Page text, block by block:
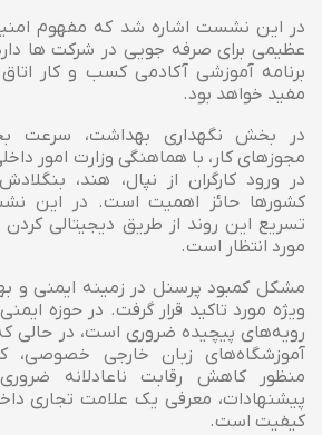
در این نشست اشاره شد که مفهوم
عظیمی برای صرفه جویی در شرکت ها
برنامه آموزشی آکادمی کسب و کار اتاق
مفید خواهد بود.
در بخش نگهداری بهداشت، سرعت
مجوزهای کار، با هماهنگی وزارت امور
در ورود کارگران از نپال، هند،
کشورها حائز اهمیت است. در این
تسریع این روند از طریق دیجیتالی
مورد انتظار است.
مشکل کمبود پرسنل در زمینه ایمنی و
ویژه مورد تاکید قرار گرفت. در حوزه
رویه‌های پیچیده ضروری است، در حالی
آموزشگاه‌های زبان خارجی خصوصی،
منظور کاهش رقابت ناعادلانه
پیشنهادات، معرفی یک علامت تجاری
کیفیت است.